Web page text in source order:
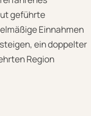
geführte
Einnahmen
ein doppelter
Region